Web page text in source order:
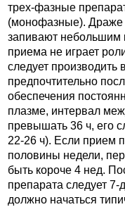
трех-фазные
(монофазные). Драже
запивают небольшим
приема не играет
следует
предпочтительно
обеспечения
плазме, интервал
превышать 36 ч, его
22-26 ч). Если прием
половины недели,
быть короче 4 нед.
препарата следует
должно начаться